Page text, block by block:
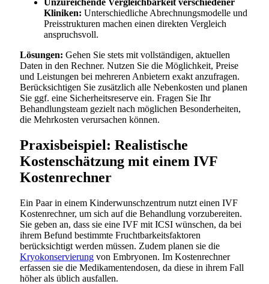
Unzureichende Vergleichbarkeit verschiedener
Kliniken: Unterschiedliche Abrechnungsmodelle und
Preisstrukturen machen einen direkten Vergleich
anspruchsvoll.
Lösungen: Gehen Sie stets mit vollständigen, aktuellen
Daten in den Rechner. Nutzen Sie die Möglichkeit, Preise
und Leistungen bei mehreren Anbietern exakt anzufragen.
Berücksichtigen Sie zusätzlich alle Nebenkosten und planen
Sie ggf. eine Sicherheitsreserve ein. Fragen Sie Ihr
Behandlungsteam gezielt nach möglichen Besonderheiten,
die Mehrkosten verursachen können.
Praxisbeispiel: Realistische
Kostenschätzung mit einem IVF
Kostenrechner
Ein Paar in einem Kinderwunschzentrum nutzt einen IVF
Kostenrechner, um sich auf die Behandlung vorzubereiten.
Sie geben an, dass sie eine IVF mit ICSI wünschen, da bei
ihrem Befund bestimmte Fruchtbarkeitsfaktoren
berücksichtigt werden müssen. Zudem planen sie die
Kryokonservierung von Embryonen. Im Kostenrechner
erfassen sie die Medikamentendosen, da diese in ihrem Fall
höher als üblich ausfallen.